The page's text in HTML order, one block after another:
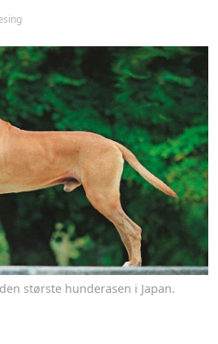
største hunderasen i Japan.